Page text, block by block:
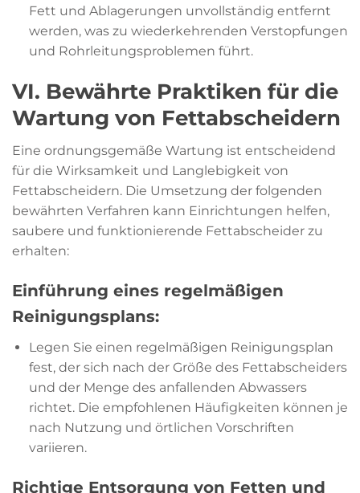
Fett und Ablagerungen unvollständig entfernt
werden, was zu wiederkehrenden Verstopfungen
und Rohrleitungsproblemen führt.
VI. Bewährte Praktiken für die
Wartung von Fettabscheidern
Eine ordnungsgemäße Wartung ist entscheidend
für die Wirksamkeit und Langlebigkeit von
Fettabscheidern. Die Umsetzung der folgenden
bewährten Verfahren kann Einrichtungen helfen,
saubere und funktionierende Fettabscheider zu
erhalten:
Einführung eines regelmäßigen
Reinigungsplans:
Legen Sie einen regelmäßigen Reinigungsplan
fest, der sich nach der Größe des Fettabscheiders
und der Menge des anfallenden Abwassers
richtet. Die empfohlenen Häufigkeiten können je
nach Nutzung und örtlichen Vorschriften
variieren.
Richtige Entsorgung von Fetten und